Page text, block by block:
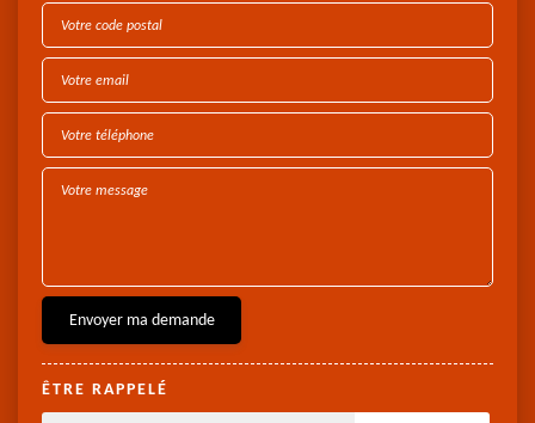
ÊTRE RAPPELÉ